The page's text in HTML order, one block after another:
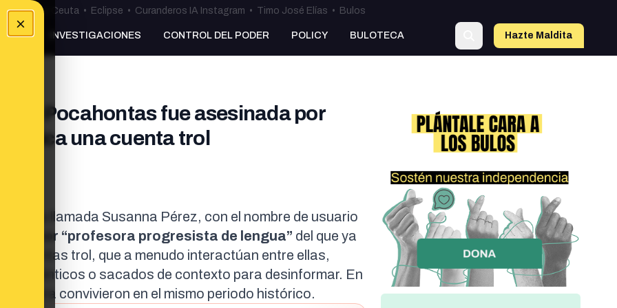
×
•Bulos Ceuta • Eclipse • Curanderos IA Instagram • Timo José Elías • Bulos
INVESTIGACIONES CONTROL DEL PODER POLICY BULOTECA Hazte Maldita
que Pocahontas fue asesinada por
una cuenta trol
cuenta llamada Susanna Pérez, con el nombre de usuario
por “profesora progresista de lengua” del que ya
cuentas trol, que a menudo interactúan entre ellas,
o sacados de contexto para desinformar. En
convivieron en el mismo periodo histórico.